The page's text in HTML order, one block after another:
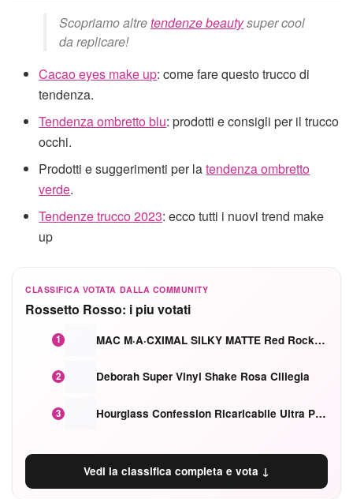
Scopriamo altretendenze beautysuper cool
da replicare!
Cacao eyes make up: come fare questo trucco di
tendenza.
Tendenza ombretto blu: prodotti e consigli per il trucco
occhi.
Prodotti e suggerimenti per latendenza ombretto
verde.
Tendenze trucco 2023: ecco tutti i nuovi trend make
up
CLASSIFICA VOTATA DALLA COMMUNITY
Rossetto Rosso: i piu votati
1 MAC M·A·CXIMAL SILKY MATTE Red Rock mat
2 Deborah Super Vinyl Shake Rosa Ciliegia
3 Hourglass Confession Ricaricabile Ultra Preciso Ad Alta Intensità Secretly Classic Red
Vedi la classifica completa e vota ↓